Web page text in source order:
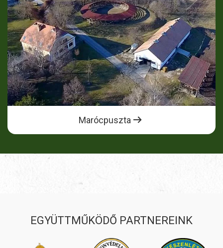
Marócpuszta
EGYÜTTMŰKÖDŐ PARTNEREINK